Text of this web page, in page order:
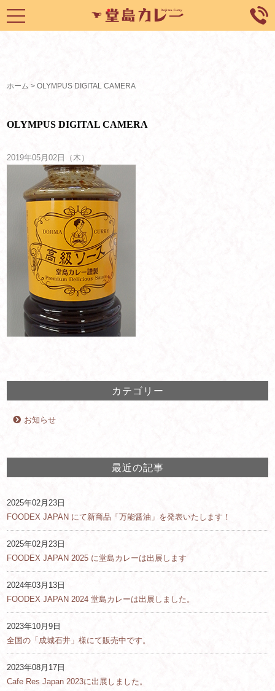
toggle
navigation
ホーム >OLYMPUS DIGITAL CAMERA
OLYMPUS DIGITAL CAMERA
2019年05月02日（木）
カテゴリー
お知らせ
最近の記事
2025年02月23日
FOODEX JAPAN にて新商品「万能醤油」を発表いたします！
2025年02月23日
FOODEX JAPAN 2025 に堂島カレーは出展します
2024年03月13日
FOODEX JAPAN 2024 堂島カレーは出展しました。
2023年10月9日
全国の「成城石井」様にて販売中です。
2023年08月17日
Cafe Res Japan 2023に出展しました。